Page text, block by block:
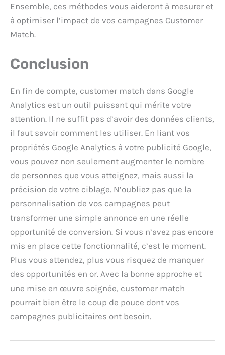
Ensemble, ces méthodes vous aideront à mesurer et
à optimiser l’impact de vos campagnes Customer
Match.
Conclusion
En fin de compte, customer match dans Google
Analytics est un outil puissant qui mérite votre
attention. Il ne suffit pas d’avoir des données clients,
il faut savoir comment les utiliser. En liant vos
propriétés Google Analytics à votre publicité Google,
vous pouvez non seulement augmenter le nombre
de personnes que vous atteignez, mais aussi la
précision de votre ciblage. N’oubliez pas que la
personnalisation de vos campagnes peut
transformer une simple annonce en une réelle
opportunité de conversion. Si vous n’avez pas encore
mis en place cette fonctionnalité, c’est le moment.
Plus vous attendez, plus vous risquez de manquer
des opportunités en or. Avec la bonne approche et
une mise en œuvre soignée, customer match
pourrait bien être le coup de pouce dont vos
campagnes publicitaires ont besoin.